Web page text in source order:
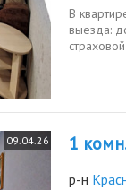
В
выезда:
09.04.26 1
р-н